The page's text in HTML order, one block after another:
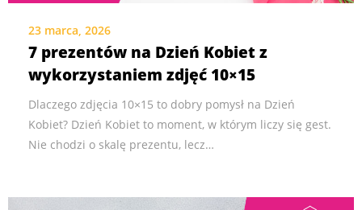
23 marca, 2026
7 prezentów na Dzień Kobiet z
wykorzystaniem zdjęć 10×15
Dlaczego zdjęcia 10×15 to dobry pomysł na Dzień
Kobiet? Dzień Kobiet to moment, w którym liczy się gest.
Nie chodzi o skalę prezentu, lecz…